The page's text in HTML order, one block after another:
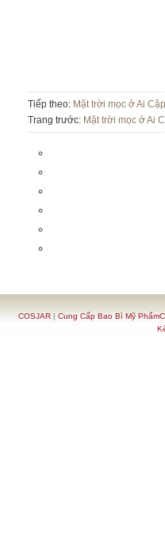
Tiếp theo: Mặt trời mọc ở Ai
Trang trước: Mặt trời mọc ở Ai
COSJAR| Cung Cấp Bao Bì Mỹ